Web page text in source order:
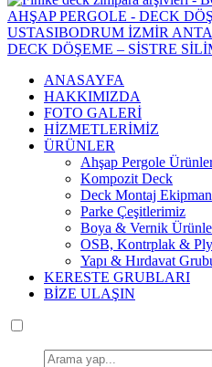
ANASAYFA
HAKKIMIZDA
FOTO GALERİ
HİZMETLERİMİZ
ÜRÜNLER
Ahşap Pergole
Kompozit Deck
Deck Montaj
Parke Çeşitlerimiz
Boya & Vernik
OSB, Kontrplak &
Yapı & Hırdavat
KERESTE GRUBLARI
BİZE ULAŞIN